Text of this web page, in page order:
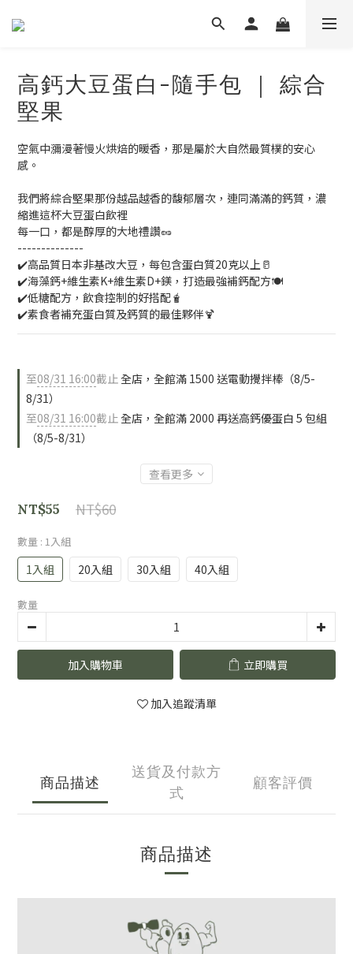
高鈣大豆蛋白-隨手包 ｜ 綜合
堅果
空氣中瀰漫著慢火烘焙的暖香，那是屬於大自然最質樸的安心
感。
我們將綜合堅果那份越品越香的馥郁層次，連同滿滿的鈣質，濃
縮進這杯大豆蛋白飲裡
每一口，都是醇厚的大地禮讚🥜
--------------
✔️高品質日本非基改大豆，每包含蛋白質20克以上🥛
✔️海藻鈣+維生素K+維生素D+鎂，打造最強補鈣配方🍽️
✔️低糖配方，飲食控制的好搭配🧋
✔️素食者補充蛋白質及鈣質的最佳夥伴🍹
至08/31 16:00截止全店，全館滿 1500 送電動攪拌棒（8/5-
8/31）
至08/31 16:00截止全店，全館滿 2000 再送高鈣優蛋白 5 包組
（8/5-8/31）
查看更多
NT$60
NT$55
數量 : 1入組
1入組 20入組 30入組 40入組
數量
加入購物車 立即購買
加入追蹤清單
商品描述
送貨及付款方
式
顧客評價
商品描述